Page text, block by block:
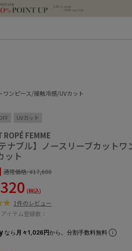
ワンピース/接触冷感/UVカット
UVカット
ROPÉ FEMME
テナブル】ノースリーブカット
ット
通常価格:¥17,600
(税込)
1件のレビュー
イテム登録数：
なら 月々1,026円から。分割手数料無料